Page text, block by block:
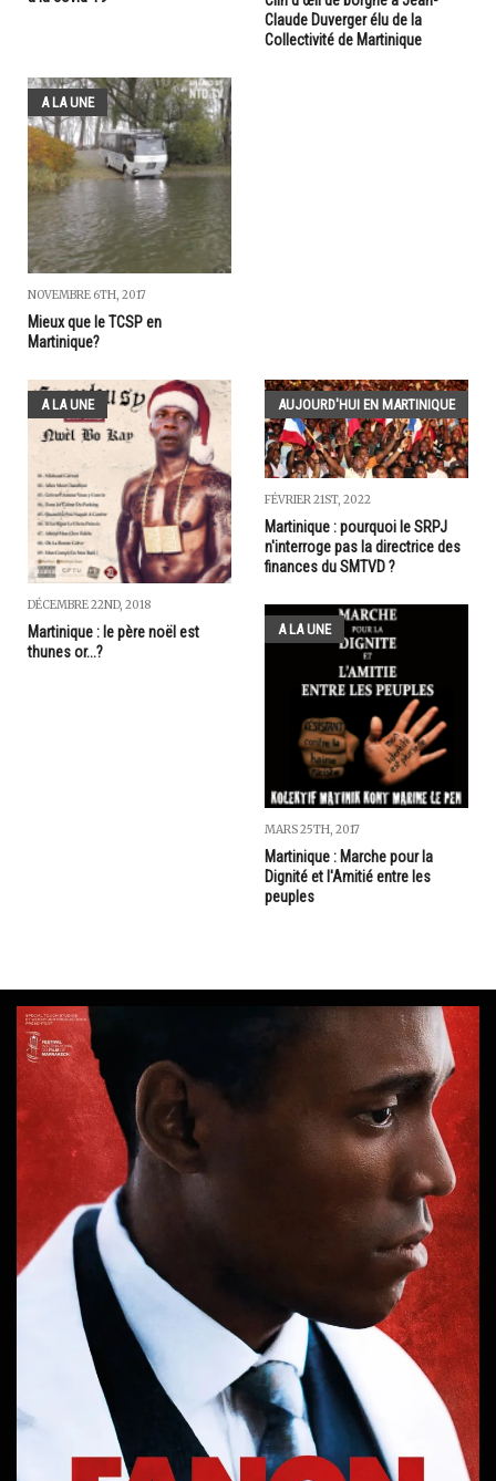
Claude Duverger élu de la
Collectivité de Martinique
A LA UNE
NOVEMBRE 6TH, 2017
Mieux que le TCSP en
Martinique?
A LA UNE
DÉCEMBRE 22ND, 2018
Martinique : le père noël est
thunes or...?
AUJOURD'HUI EN MARTINIQUE
FÉVRIER 21ST, 2022
Martinique : pourquoi le SRPJ
n'interroge pas la directrice des
finances du SMTVD ?
A LA UNE
MARS 25TH, 2017
Martinique : Marche pour la
Dignité et l'Amitié entre les
peuples